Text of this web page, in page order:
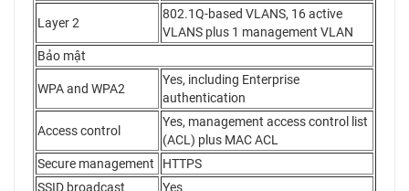
Layer 2
802.1Q-based VLANS, 16 active
VLANS plus 1 management VLAN
Bảo mật
WPA and WPA2
Yes, including Enterprise
authentication
Access control
Yes, management access control list
(ACL) plus MAC ACL
Secure management
HTTPS
SSID broadcast
Yes